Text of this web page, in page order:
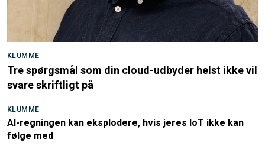
KLUMME
Tre spørgsmål som din cloud-udbyder helst ikke vil
svare skriftligt på
KLUMME
AI-regningen kan eksplodere, hvis jeres IoT ikke kan
følge med